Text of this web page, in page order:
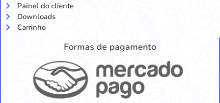
Painel do cliente
Downloads
Carrinho
Formas de pagamento